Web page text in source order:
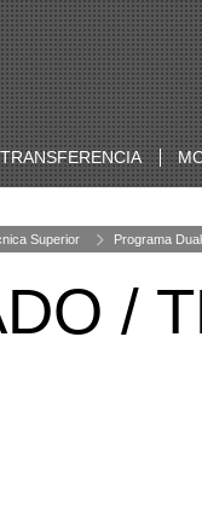
Superior Programa Dual
/